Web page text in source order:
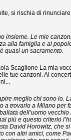
si rischia di
insieme. Le mie
alla famiglia e al
quasi un sacramento.
Scaglione La mia
tue canzoni. Al
meglio chi sono io.
a trovarlo a Milano per
dell’uomo vecchio
più e questo criterio
David Horowitz, che
con altri amici, come